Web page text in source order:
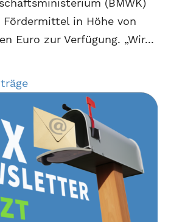
(BMWK)
in Höhe von
Euro zur Verfügung. „Wir...